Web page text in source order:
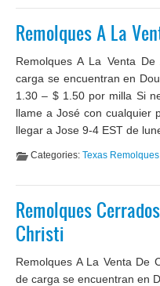
Remolques A La
Remolques A La Venta
carga se encuentran en
1.30 – $ 1.50 por milla Si
llame a José con cualquier
llegar a Jose 9-4 EST de
Categories: Texas
Remolques
Christi
Remolques A La Venta De
de carga se encuentran en